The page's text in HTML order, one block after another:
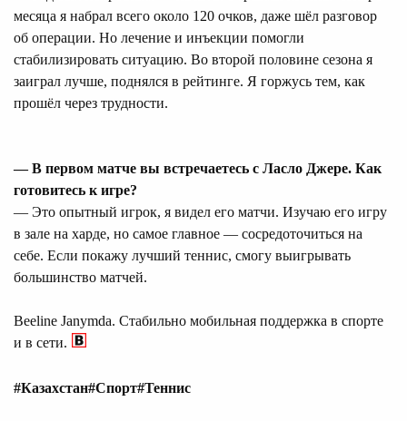
месяца я набрал всего около 120 очков, даже шёл разговор
об операции. Но лечение и инъекции помогли
стабилизировать ситуацию. Во второй половине сезона я
заиграл лучше, поднялся в рейтинге. Я горжусь тем, как
прошёл через трудности.
— В первом матче вы встречаетесь с Ласло Джере. Как
готовитесь к игре?
— Это опытный игрок, я видел его матчи. Изучаю его игру
в зале на харде, но самое главное — сосредоточиться на
себе. Если покажу лучший теннис, смогу выигрывать
большинство матчей.
Beeline Janymda. Стабильно мобильная поддержка в спорте
и в сети.
#Казахстан#Спорт#Теннис